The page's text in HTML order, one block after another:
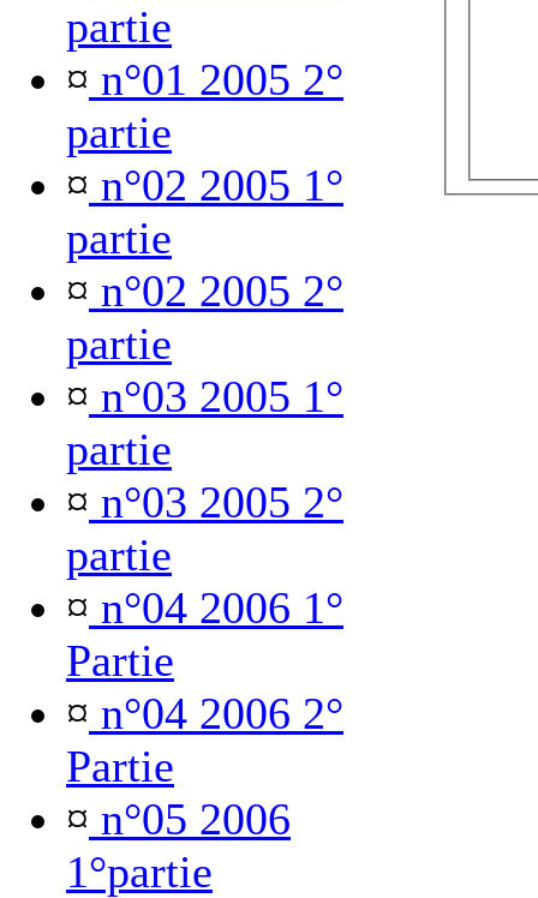
partie
¤ n°01 2005 2°
partie
¤ n°02 2005 1°
partie
¤ n°02 2005 2°
partie
¤ n°03 2005 1°
partie
¤ n°03 2005 2°
partie
¤ n°04 2006 1°
Partie
¤ n°04 2006 2°
Partie
¤ n°05 2006
1°partie